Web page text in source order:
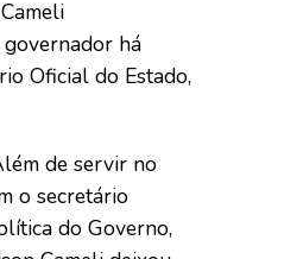
há
Oficial do Estado,
de servir no
o secretário
do Governo,